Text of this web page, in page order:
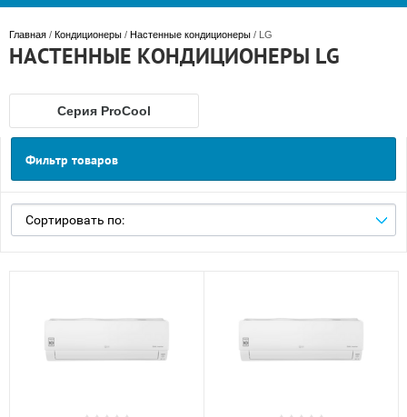
Главная / Кондиционеры / Настенные кондиционеры / LG
НАСТЕННЫЕ КОНДИЦИОНЕРЫ LG
Серия ProCool
Фильтр товаров
Сортировать по: